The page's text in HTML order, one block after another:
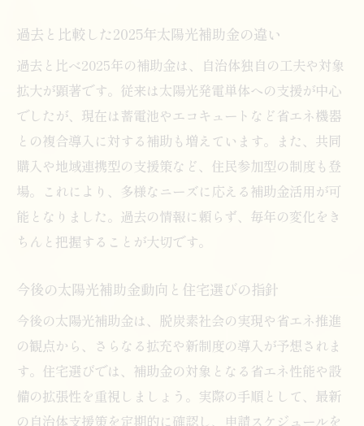
過去と比較した2025年太陽光補助金の違い
過去と比べ2025年の補助金は、自治体独自の工夫や対象
拡大が顕著です。従来は太陽光発電単体への支援が中心
でしたが、現在は蓄電池やエコキュートなど省エネ機器
との複合導入に対する補助も増えています。また、共同
購入や地域連携型の支援策など、住民参加型の制度も登
場。これにより、多様なニーズに応える補助金活用が可
能となりました。過去の情報に頼らず、毎年の変化をき
ちんと把握することが大切です。
今後の太陽光補助金動向と住宅選びの指針
今後の太陽光補助金は、脱炭素社会の実現や省エネ推進
の観点から、さらなる拡充や新制度の導入が予想されま
す。住宅選びでは、補助金の対象となる省エネ性能や設
備の拡張性を重視しましょう。実際の手順として、最新
の自治体支援策を定期的に確認し、申請スケジュールを